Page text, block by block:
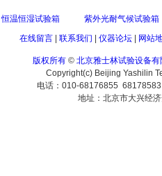
恒温恒湿试验箱
紫外光耐气候试验箱
在线留言| 联系我们 仪器论坛| 网站
版权所有 © 北京雅士林试验设备有
Copyright(c) Beijing Yashilin
电话：010-68176855
地址：北京市大兴经